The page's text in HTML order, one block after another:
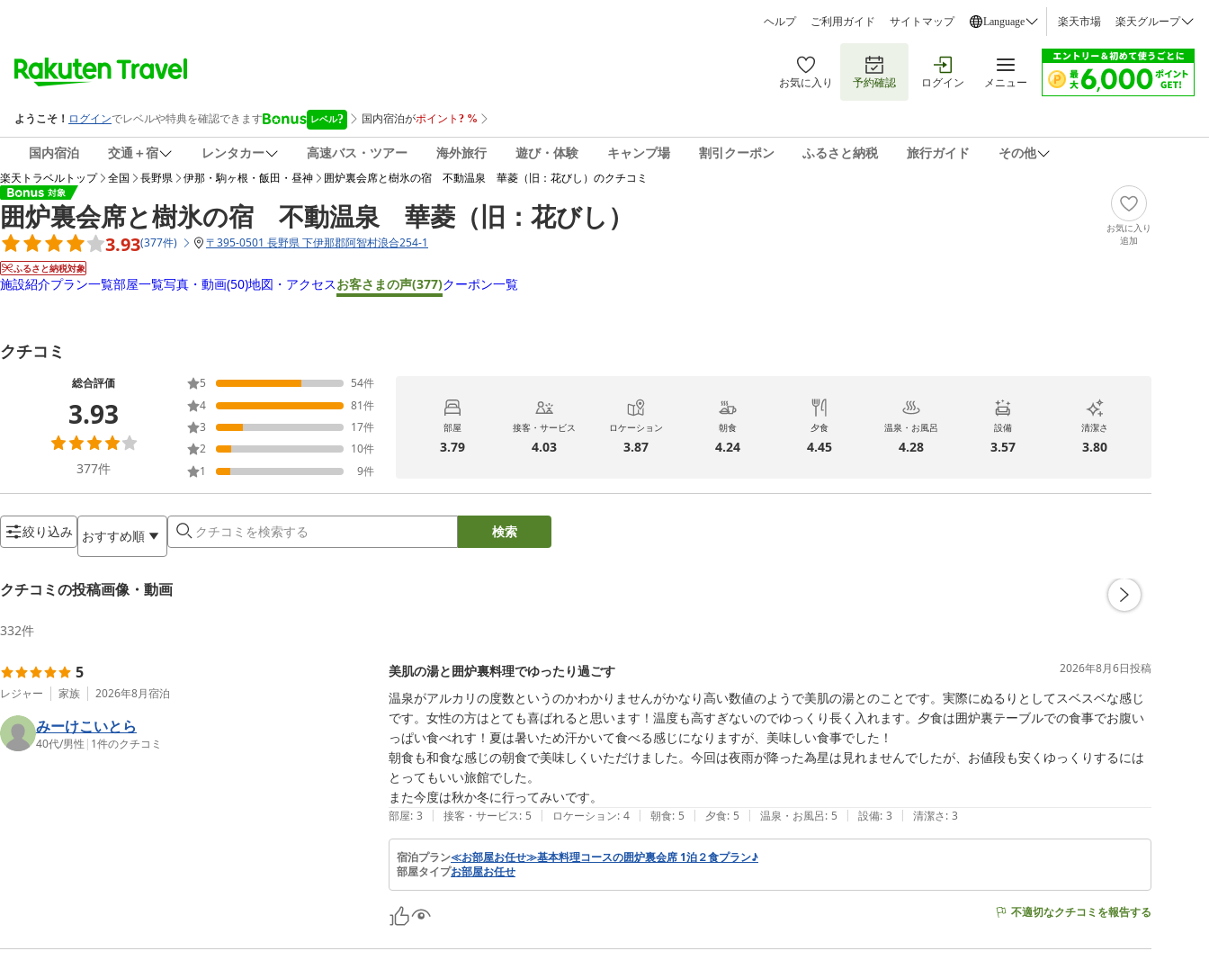
ヘルプ ご利用ガイド サイトマップ Language 楽天市場 楽天グループ
お気に入り 予約確認 ログイン メニュー
国内宿泊 交通＋宿 レンタカー 高速バス・ツアー 海外旅行 遊び・体験 キャンプ場 割引クーポン ふるさと納税 旅行ガイド その他
楽天トラベルトップ 全国 長野県 伊那・駒ヶ根・飯田・昼神 囲炉裏会席と樹氷の宿 不動温泉 華菱（旧：花びし） のクチコミ
囲炉裏会席と樹氷の宿 不動温泉 華菱（旧：花びし）
3.93(377件) 〒395-0501 長野県 下伊那郡阿智村浪合254-1
ふるさと納税対象
お気に入り
追加
施設紹介プラン一覧部屋一覧写真・動画(50)地図・アクセスお客さまの声(377)クーポン一覧
クチコミ
総合評価
3.93
377件
5 54件
4
81件
3
17件
2
10件
1
9件
部屋
3.79
接客・サービス
4.03
ロケーション
3.87
朝食
4.24
夕食
4.45
温泉・お風呂
4.28
設備
3.57
清潔さ
3.80
絞り込み おすすめ順 検索
クチコミの投稿画像・動画
332件
5
レジャー 家族 2026年8月宿泊
みーけこいとら
40代/男性 | 1件のクチコミ
美肌の湯と囲炉裏料理でゆったり過ごす 2026年8月6日投稿
温泉がアルカリの度数というのかわかりませんがかなり高い数値のようで美肌の湯とのことです。実際にぬるりとしてスベスベな感じ
です。女性の方はとても喜ばれると思います！温度も高すぎないのでゆっくり長く入れます。夕食は囲炉裏テーブルでの食事でお腹い
っぱい食べれす！夏は暑いため汗かいて食べる感じになりますが、美味しい食事でした！
朝食も和食な感じの朝食で美味しくいただけました。今回は夜雨が降った為星は見れませんでしたが、お値段も安くゆっくりするには
とってもいい旅館でした。
部屋: 3 | 接客・サービス: 5 | ロケーション: 4 | 朝食: 5 | 夕食: 5 | 温泉・お風呂: 5 | 設備: 3 | 清潔さ: 3
宿泊プラン≪お部屋お任せ≫基本料理コースの囲炉裏会席 1泊２食プラン♪
部屋タイプお部屋お任せ
不適切なクチコミを報告する